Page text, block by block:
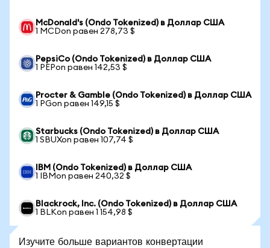
McDonald's (Ondo Tokenized) в Доллар США
1 MCDon равен 278,73 $
PepsiCo (Ondo Tokenized) в Доллар США
1 PEPon равен 142,53 $
Procter & Gamble (Ondo Tokenized) в Доллар США
1 PGon равен 149,15 $
Starbucks (Ondo Tokenized) в Доллар США
1 SBUXon равен 107,74 $
IBM (Ondo Tokenized) в Доллар США
1 IBMon равен 240,32 $
Blackrock, Inc. (Ondo Tokenized) в Доллар США
1 BLKon равен 1 154,98 $
Изучите больше вариантов конвертации